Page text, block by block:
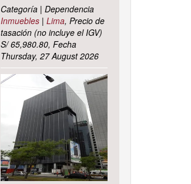
Categoría | Dependencia
Inmuebles| Lima, Precio de
tasación (no incluye el IGV)
S/ 65,980.80, Fecha
Thursday, 27 August 2026